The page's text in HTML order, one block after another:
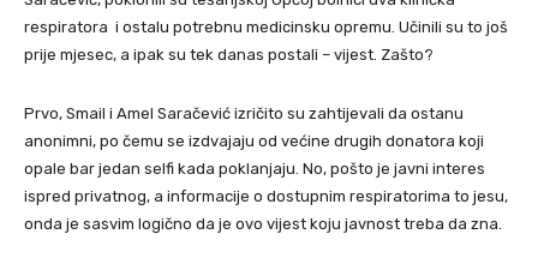
respiratora i ostalu potrebnu medicinsku opremu. Učinili su to još
prije mjesec, a ipak su tek danas postali – vijest. Zašto?
Prvo, Smail i Amel Saračević izričito su zahtijevali da ostanu
anonimni, po čemu se izdvajaju od većine drugih donatora koji
opale bar jedan selfi kada poklanjaju. No, pošto je javni interes
ispred privatnog, a informacije o dostupnim respiratorima to jesu,
onda je sasvim logično da je ovo vijest koju javnost treba da zna.